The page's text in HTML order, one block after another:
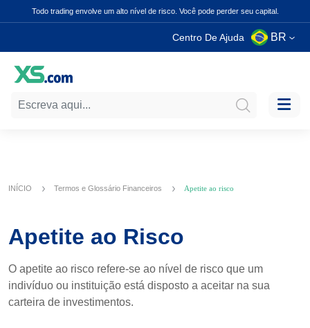
Todo trading envolve um alto nível de risco. Você pode perder seu capital.
Centro De Ajuda BR
INÍCIO Termos e Glossário Financeiros Apetite ao risco
Apetite ao Risco
O apetite ao risco refere-se ao nível de risco que um
indivíduo ou instituição está disposto a aceitar na sua
carteira de investimentos.